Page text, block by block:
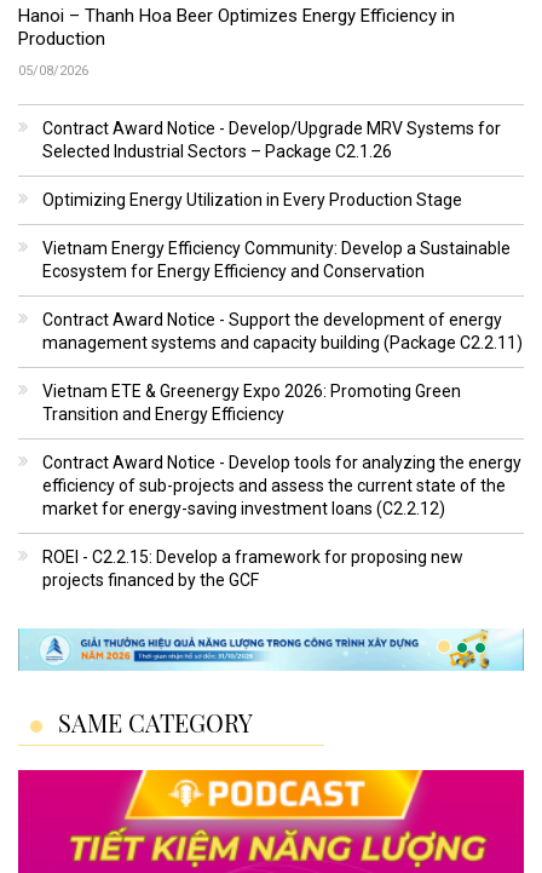
Hanoi – Thanh Hoa Beer Optimizes Energy Efficiency in
Production
05/08/2026
Contract Award Notice - Develop/Upgrade MRV Systems for
Selected Industrial Sectors – Package C2.1.26
Optimizing Energy Utilization in Every Production Stage
Vietnam Energy Efficiency Community: Develop a Sustainable
Ecosystem for Energy Efficiency and Conservation
Contract Award Notice - Support the development of energy
management systems and capacity building (Package C2.2.11)
Vietnam ETE & Greenergy Expo 2026: Promoting Green
Transition and Energy Efficiency
Contract Award Notice - Develop tools for analyzing the energy
efficiency of sub-projects and assess the current state of the
market for energy-saving investment loans (C2.2.12)
ROEI - C2.2.15: Develop a framework for proposing new
projects financed by the GCF
SAME CATEGORY